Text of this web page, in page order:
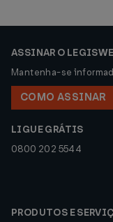
ASSINAR O
Mantenha-se
COMO ASSINAR
LIGUE GRÁTIS
0800 202 5544
PRODUTOS E